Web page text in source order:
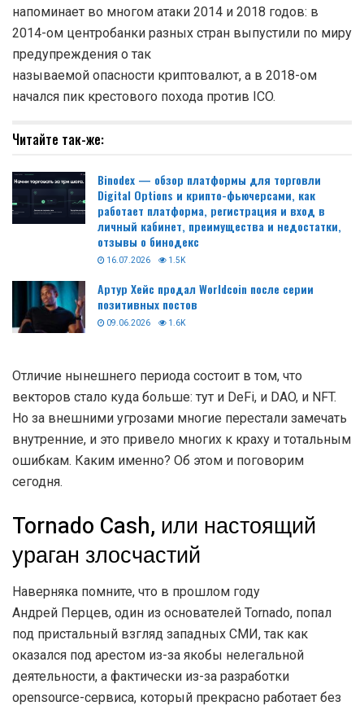
напоминает во многом атаки 2014 и 2018 годов: в
2014-ом центробанки разных стран выпустили по миру
предупреждения о так
называемой опасности криптовалют, а в 2018-ом
начался пик крестового похода против ICO.
Читайте так-же:
Binodex — обзор платформы для торговли
Digital Options и крипто-фьючерсами, как
работает платформа, регистрация и вход в
личный кабинет, преимущества и недостатки,
отзывы о бинодекс
16.07.2026 1.5K
Артур Хейс продал Worldcoin после серии
позитивных постов
09.06.2026 1.6K
Отличие нынешнего периода состоит в том, что
векторов стало куда больше: тут и DeFi, и DAO, и NFT.
Но за внешними угрозами многие перестали замечать
внутренние, и это привело многих к краху и тотальным
ошибкам. Каким именно? Об этом и поговорим
сегодня.
Tornado Cash, или настоящий
ураган злосчастий
Наверняка помните, что в прошлом году
Андрей Перцев, один из основателей Tornado, попал
под пристальный взгляд западных СМИ, так как
оказался под арестом из-за якобы нелегальной
деятельности, а фактически из-за разработки
opensource-сервиса, который прекрасно работает без